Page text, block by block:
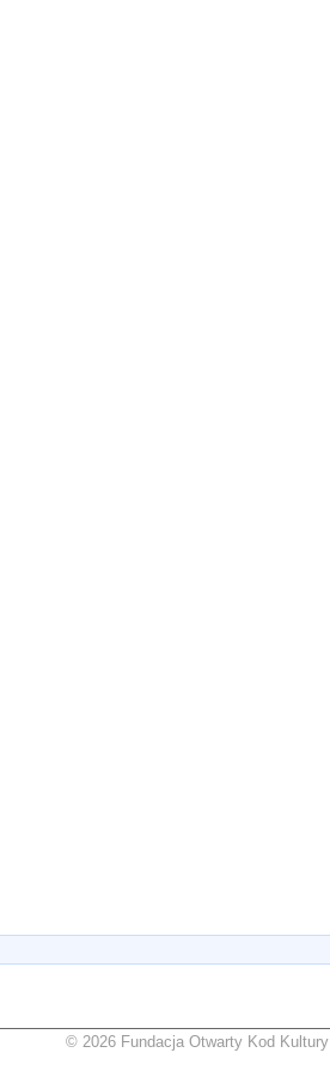
© 2026 Fundacja Otwarty Kod Kultury